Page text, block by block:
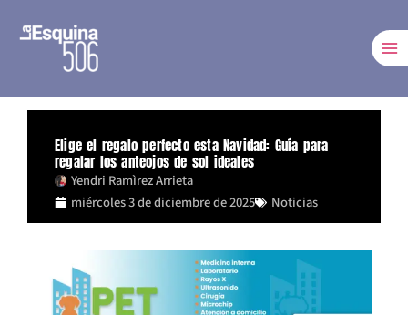
Elige el regalo perfecto esta Navidad: Guía para
regalar los anteojos de sol ideales
Yendri Ramìrez Arrieta
miércoles 3 de diciembre de 2025
Noticias